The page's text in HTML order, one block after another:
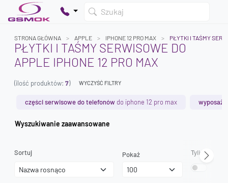
Szukaj
Dodaj produkty, aby kontynuować.
STRONA GŁÓWNA APPLE IPHONE 12 PRO MAX PŁYTKI I TAŚMY
PŁYTKI I TAŚMY SERWISOWE DO
APPLE IPHONE 12 PRO MAX
(ilość produktów: 7) WYCZYŚĆ FILTRY
części serwisowe do telefonów do iphone 12 pro max
Wyszukiwanie zaawansowane
Sortuj Pokaż Tylko